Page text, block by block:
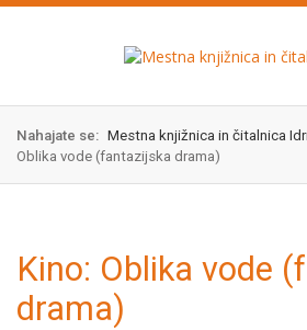
Skok
izjava
Nahajate se: Mestna knjižnica in čitalnica
Oblika vode (fantazijska drama)
Kino: Oblika vode
drama)